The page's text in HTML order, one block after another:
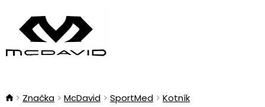
Značka McDavid SportMed Kotník